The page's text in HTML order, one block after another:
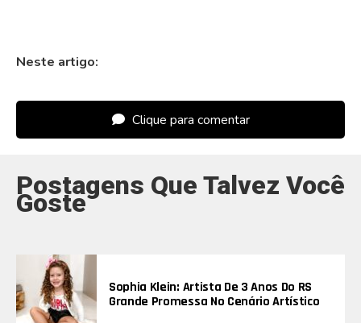
Neste artigo:
Clique para comentar
Postagens Que Talvez Você
Goste
Sophia Klein: Artista De 3 Anos Do RS
Grande Promessa No Cenário Artístico